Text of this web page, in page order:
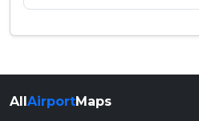
AllAirportMaps